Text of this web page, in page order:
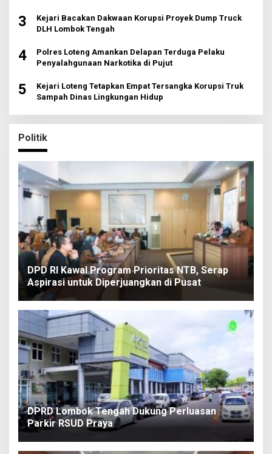
3
Kejari Bacakan Dakwaan Korupsi Proyek Dump Truck
DLH Lombok Tengah
4
Polres Loteng Amankan Delapan Terduga Pelaku
Penyalahgunaan Narkotika di Pujut
5
Kejari Loteng Tetapkan Empat Tersangka Korupsi Truk
Sampah Dinas Lingkungan Hidup
Politik
DPD RI Kawal Program Prioritas NTB, Serap
Aspirasi untuk Diperjuangkan di Pusat
DPRD Lombok Tengah Dukung Perluasan
Parkir RSUD Praya